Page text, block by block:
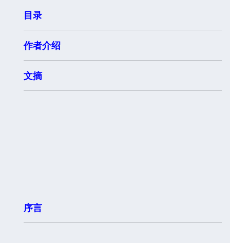
目录
作者介绍
文摘
序言